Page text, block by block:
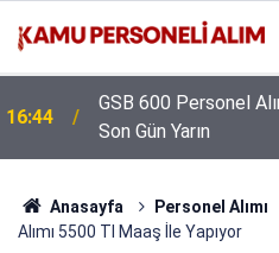
16:44
GSB 600 Personel
Son Gün Yarın
Anasayfa Personel Alımı
Alımı 5500 Tl Maaş İle Yapıyor